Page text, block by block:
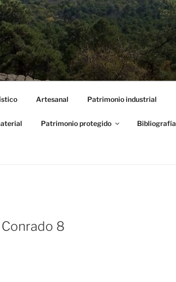
Artesanal Patrimonio industrial
Patrimonio protegido Bibliografía
8